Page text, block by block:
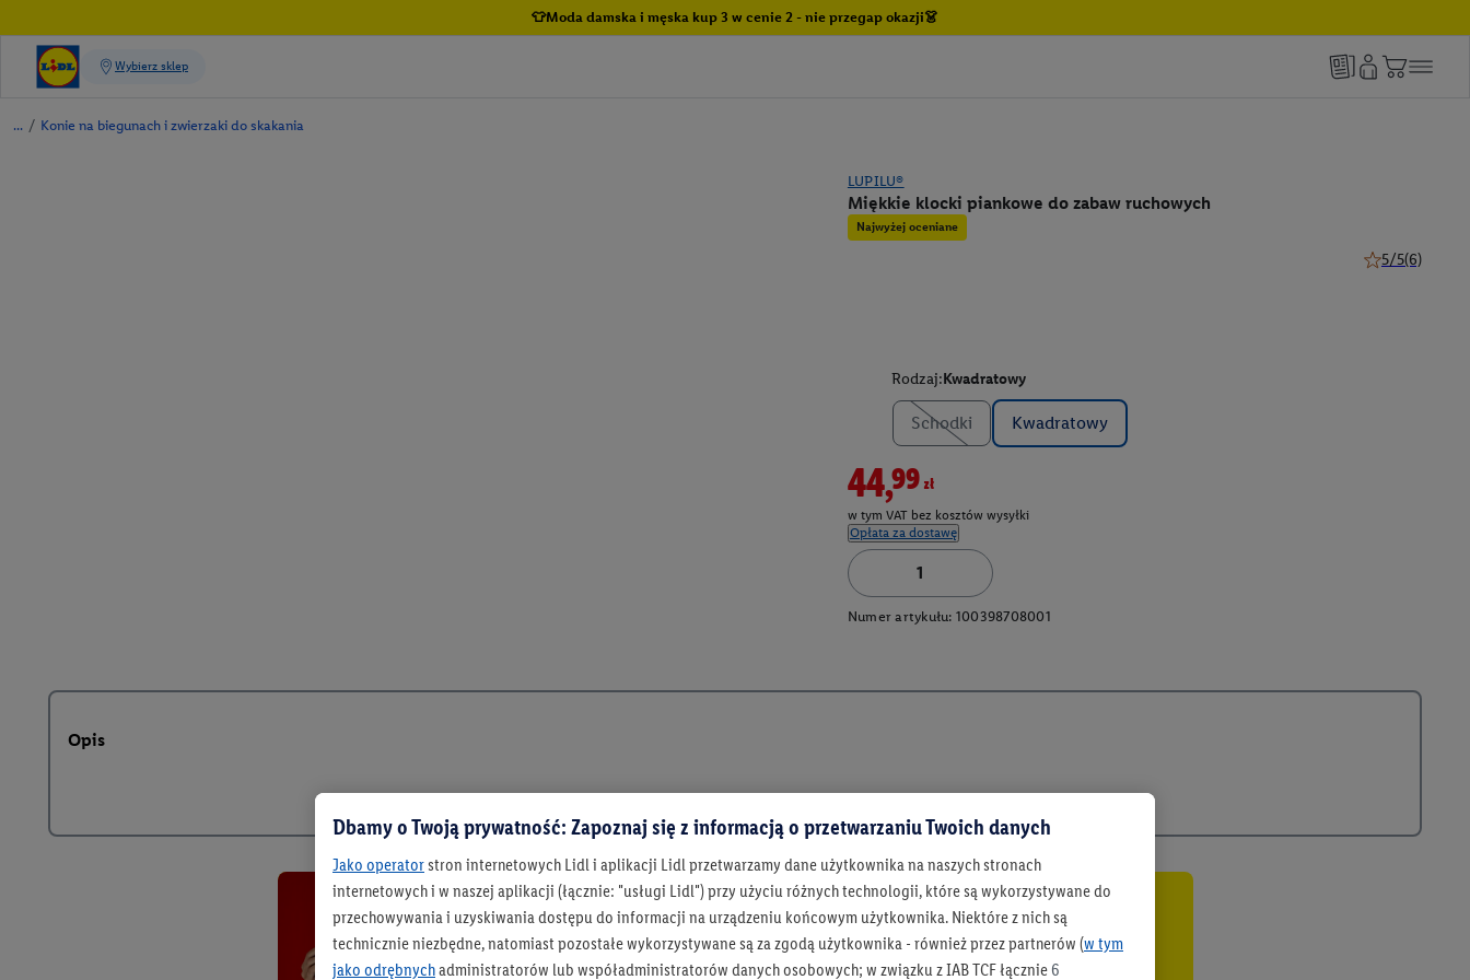
👕Moda damska i męska kup 3 w cenie 2 - nie przegap okazji👗
/ Konie na biegunach i zwierzaki do skakania
LUPILU®
Miękkie klocki piankowe do zabaw ruchowych
Najwyżej oceniane
5/5(6)
Rodzaj:Kwadratowy
Schodki Kwadratowy
44,99zł
w tym VAT bez kosztów wysyłki
Opłata za dostawę
Numer artykułu: 100398708001
Opis
Bądź na bieżąco
Otrzymuj newsletter Lidla
Dbamy o Twoją prywatność: Zapoznaj się z informacją o przetwarzaniu Twoich danych
Jako operatorstron internetowych Lidl i aplikacji Lidl przetwarzamy dane użytkownika na naszych stronach
internetowych i w naszej aplikacji (łącznie: "usługi Lidl") przy użyciu różnych technologii, które są wykorzystywane do
przechowywania i uzyskiwania dostępu do informacji na urządzeniu końcowym użytkownika. Niektóre z nich są
technicznie niezbędne, natomiast pozostałe wykorzystywane są za zgodą użytkownika - również przez partnerów (w tym
jako odrębnychadministratorów lub współadministratorów danych osobowych; w związku z IAB TCF łącznie 6